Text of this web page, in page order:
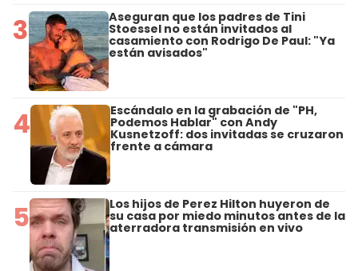
3 Aseguran que los padres de Tini
Stoessel no están invitados al
casamiento con Rodrigo De Paul: "Ya
están avisados"
4 Escándalo en la grabación de "PH,
Podemos Hablar" con Andy
Kusnetzoff: dos invitadas se cruzaron
frente a cámara
5 Los hijos de Perez Hilton huyeron de
su casa por miedo minutos antes de la
aterradora transmisión en vivo